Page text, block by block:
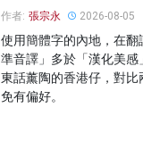
作者: 張宗永 2026-08-05
使用簡體字的內地，在
準音譯」多於「漢化美
東話薰陶的香港仔，對
免有偏好。